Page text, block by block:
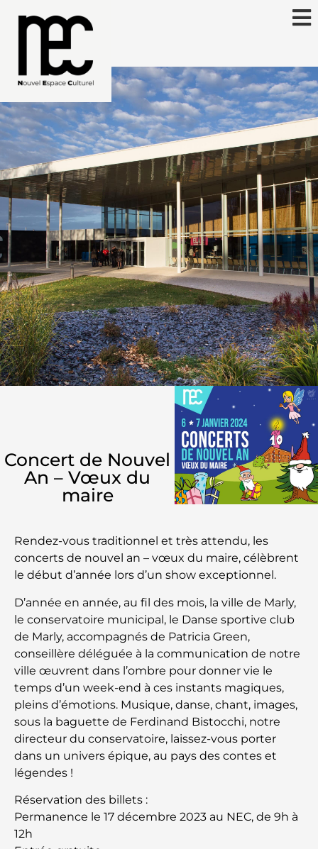
Concert de Nouvel
An – Vœux du
maire
Rendez-vous traditionnel et très attendu, les
concerts de nouvel an – vœux du maire, célèbrent
le début d’année lors d’un show exceptionnel.
D’année en année, au fil des mois, la ville de Marly,
le conservatoire municipal, le Danse sportive club
de Marly, accompagnés de Patricia Green,
conseillère déléguée à la communication de notre
ville œuvrent dans l’ombre pour donner vie le
temps d’un week-end à ces instants magiques,
pleins d’émotions. Musique, danse, chant, images,
sous la baguette de Ferdinand Bistocchi, notre
directeur du conservatoire, laissez-vous porter
dans un univers épique, au pays des contes et
légendes !
Réservation des billets :
Permanence le 17 décembre 2023 au NEC, de 9h à
12h